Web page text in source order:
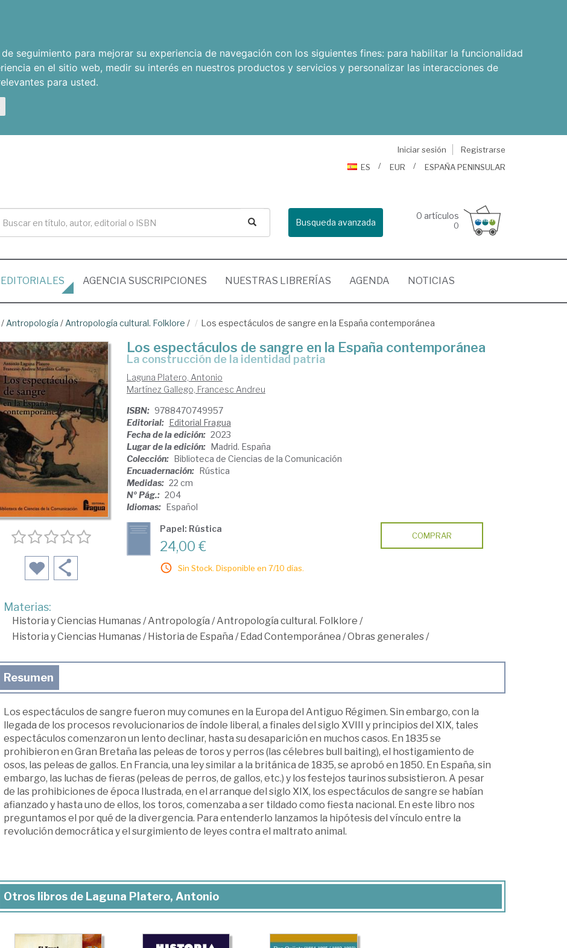
seguimiento para mejorar su experiencia de navegación con los siguientes fines: para habilitar la funcionalidad
en el sitio web, medir su interés en nuestros productos y servicios y personalizar las interacciones de
para usted.
Iniciar sesión
Registrarse
ES
EUR ESPAÑA PENINSULAR
Busqueda avanzada
0 artículos
0
EDITORIALES AGENCIA SUSCRIPCIONES NUESTRAS LIBRERÍAS AGENDA NOTICIAS
/ Antropología / Antropología cultural. Folklore / Los espectáculos de sangre en la España contemporánea
Los espectáculos de sangre en la España contemporánea
la construcción de la identidad patria
Laguna Platero, Antonio
Martínez Gallego, Francesc Andreu
ISBN: 9788470749957
Editorial: Editorial Fragua
Fecha de la edición: 2023
Lugar de la edición: Madrid. España
Colección: Biblioteca de Ciencias de la Comunicación
Encuadernación: Rústica
Medidas: 22 cm
Nº Pág.: 204
Idiomas: Español
Papel: Rústica
24,00 €
Sin Stock. Disponible en 7/10 días.
COMPRAR
Materias:
Historia y Ciencias Humanas/Antropología /Antropología cultural. Folklore /
Historia y Ciencias Humanas/Historia de España /Edad Contemporánea /Obras generales/
Resumen
Los espectáculos de sangre fueron muy comunes en la Europa del Antiguo Régimen. Sin embargo, con la
llegada de los procesos revolucionarios de índole liberal, a finales del siglo XVIII y principios del XIX, tales
espectáculos comenzaron un lento declinar, hasta su desaparición en muchos casos. En 1835 se
prohibieron en Gran Bretaña las peleas de toros y perros (las célebres bull baiting), el hostigamiento de
osos, las peleas de gallos. En Francia, una ley similar a la británica de 1835, se aprobó en 1850. En España, sin
embargo, las luchas de fieras (peleas de perros, de gallos, etc.) y los festejos taurinos subsistieron. A pesar
de las prohibiciones de época Ilustrada, en el arranque del siglo XIX, los espectáculos de sangre se habían
afianzado y hasta uno de ellos, los toros, comenzaba a ser tildado como fiesta nacional. En este libro nos
preguntamos el por qué de la divergencia. Para entenderlo lanzamos la hipótesis del vínculo entre la
revolución democrática y el surgimiento de leyes contra el maltrato animal.
Otros libros de Laguna Platero, Antonio